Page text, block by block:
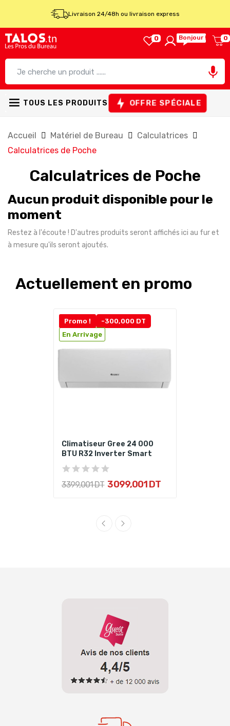
Livraison 24/48h ou livraison express
0 Bonjour ! 0

TOUS LES PRODUITS OFFRE SPÉCIALE
Accueil Matériel de Bureau
Calculatrices
Calculatrices de Poche
Calculatrices de Poche
Aucun produit disponible pour le
moment
Restez à l'écoute ! D'autres produits seront affichés ici au fur et
à mesure qu'ils seront ajoutés.
Actuellement en promo
Promo !
-300,000 DT
En Arrivage
Climatiseur Gree 24 000
BTU R32 Inverter Smart
3 399,001 DT 3 099,001 DT